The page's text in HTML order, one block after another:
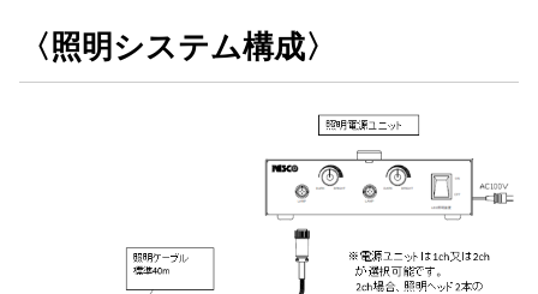
〈照明システム構成〉